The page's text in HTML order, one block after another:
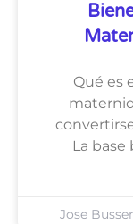
Qué es
La
Jose